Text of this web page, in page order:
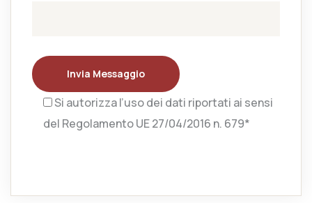
Invia Messaggio
Si autorizza l’uso dei dati riportati ai sensi
del Regolamento UE 27/04/2016 n. 679*